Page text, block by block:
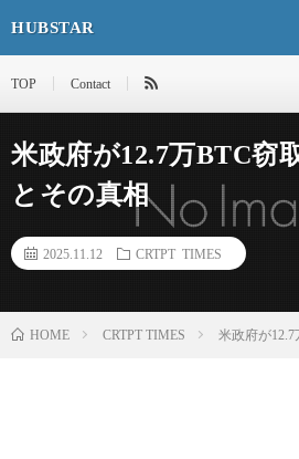
HUBSTAR
TOP Contact
米政府が12.7万BTC窃
とその真相
2025.11.12 CRTPT TIMES
HOME CRTPT TIMES 米政府が